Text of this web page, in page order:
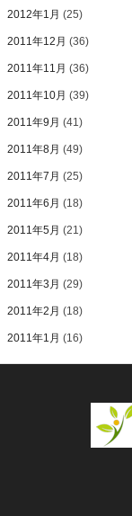
2012年1月 (25)
2011年12月 (36)
2011年11月 (36)
2011年10月 (39)
2011年9月 (41)
2011年8月 (49)
2011年7月 (25)
2011年6月 (18)
2011年5月 (21)
2011年4月 (18)
2011年3月 (29)
2011年2月 (18)
2011年1月 (16)